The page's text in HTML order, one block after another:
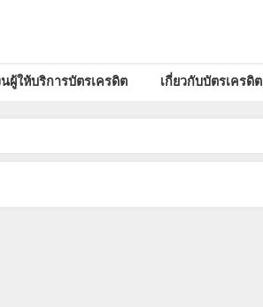
ผู้ให้บริการบัตรเครดิต เกี่ยวกับบัตรเครดิต